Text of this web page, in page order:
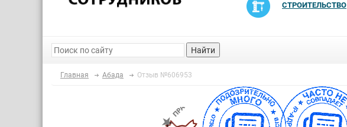
СТРОИТЕЛЬСТВО
Найти
Главная Абада Отзыв №606953